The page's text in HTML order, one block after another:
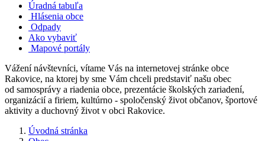
Úradná tabuľa
Hlásenia obce
Odpady
Ako vybaviť
Mapové portály
Vážení návštevníci, vítame Vás na internetovej stránke obce
Rakovice, na ktorej by sme Vám chceli predstaviť našu obec
od samosprávy a riadenia obce, prezentácie školských zariadení,
organizácií a firiem, kultúrno - spoločenský život občanov, športové
aktivity a duchovný život v obci Rakovice.
Úvodná stránka